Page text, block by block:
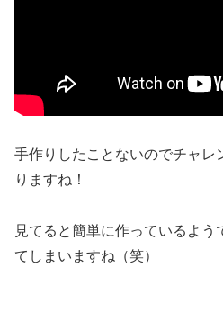
手作りしたことないのでチャレ
りますね！
見てると簡単に作っているよう
てしまいますね（笑）